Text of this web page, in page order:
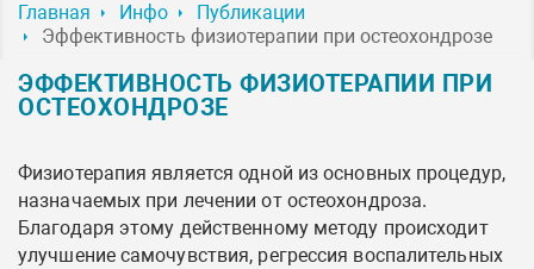
Главная Инфо
Публикации
Эффективность физиотерапии при остеохондрозе
ЭФФЕКТИВНОСТЬ ФИЗИОТЕРАПИИ ПРИ
ОСТЕОХОНДРОЗЕ
Физиотерапия является одной из основных процедур,
назначаемых при лечении от остеохондроза.
Благодаря этому действенному методу происходит
улучшение самочувствия, регрессия воспалительных